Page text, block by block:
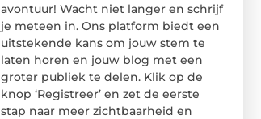
avontuur! Wacht niet langer en schrijf
je meteen in. Ons platform biedt een
uitstekende kans om jouw stem te
laten horen en jouw blog met een
groter publiek te delen. Klik op de
knop ‘Registreer’ en zet de eerste
stap naar meer zichtbaarheid en